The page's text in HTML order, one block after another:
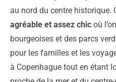
au nord du centre historique.
agréable et assez chic où
bourgeoises et des parcs
pour les familles et les
à Copenhague tout en étant